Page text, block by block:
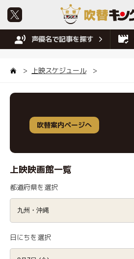
声優名で記事を探す
上映スケジュール
吹替案内ページへ
上映映画館一覧
都道府県を選択
日にちを選択